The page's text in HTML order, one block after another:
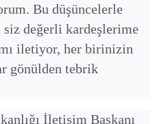
Bu düşüncelerle
siz değerli kardeşlerime
iletiyor, her birinizin
gönülden tebrik
İletişim Başkanı